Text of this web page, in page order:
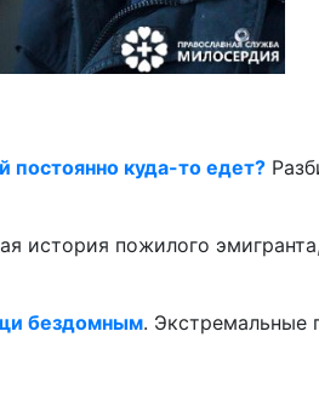
постоянно куда-то едет?
история пожилого
бездомным. Экстремальные